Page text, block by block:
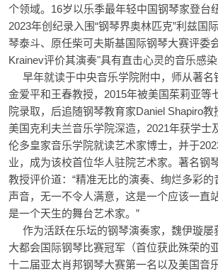
个领域。16岁以乐季最年轻中国钢琴家登台
2023年创纪录入围“钢琴界奥林匹克”利兹国
琴泰斗、原任柴可夫斯基国际钢琴大赛评委
Krainev评价其演奏"具有直击心灵的音乐感染
早年就读于中央音乐学院附中，师从著名
金爱平和王春教授，2015年被美国茱莉亚等
院录取，后追随钢琴教育家Daniel Shapiro
美国克利夫兰音乐学院深造，2021年获学士
伦多皇家音乐学院就读艺术家博士，并于
业，成为该校首位华人驻院艺术家。著名钢
教授评价道：“精准无比的演奏、绚烂多彩的
声音，无一不令人满意，这是一个应该一直
是一个天生的舞台艺术家。”
作为活跃在乐坛的钢琴演奏家，魏伊璇屡
大都会国际钢琴比赛冠军（首位获此殊荣的
十二届亚太肖邦钢琴大赛第一名以及美国音